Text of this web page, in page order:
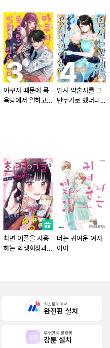
야쿠자 때문에 목
욕탕에서 일하고
임시 약혼자를 그
만두기로 했더니
최면 어플을 사용
하는 학생회장과
너는 귀여운 여자
아이
원스토어에서
완전판 설치
무협만화 플랫폼
강툰 설치